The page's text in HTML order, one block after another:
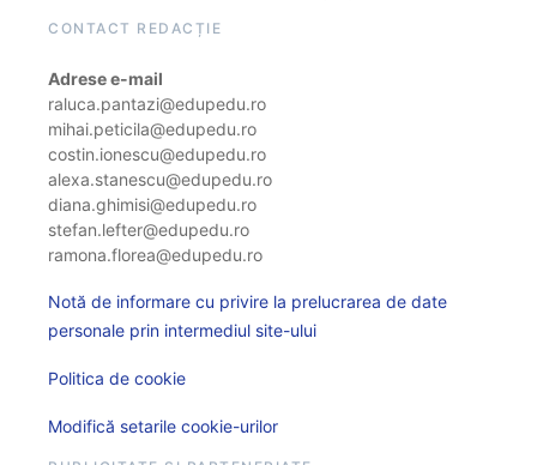
CONTACT REDACȚIE
Adrese e-mail
raluca.pantazi@edupedu.ro
mihai.peticila@edupedu.ro
costin.ionescu@edupedu.ro
alexa.stanescu@edupedu.ro
diana.ghimisi@edupedu.ro
stefan.lefter@edupedu.ro
ramona.florea@edupedu.ro
Notă de informare cu privire la prelucrarea de date
personale prin intermediul site-ului
Politica de cookie
Modifică setarile cookie-urilor